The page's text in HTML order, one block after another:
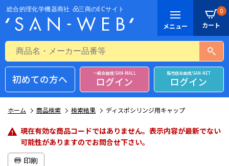
0
初めての方へ 一般会員様/SAN-MALL
ログイン
販売店会員様/SAN-NET
ログイン
ホーム 商品検索 検索結果 ディスポシリンジ用キャップ
現在有効な商品コードではありません。表示内容が最新でない
可能性がありますのでお問合せ下さい。
印刷